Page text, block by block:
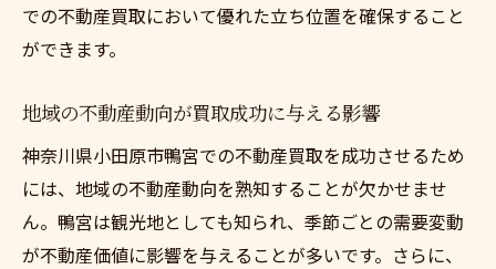
での不動産買取において優れた立ち位置を確保すること
ができます。
地域の不動産動向が買取成功に与える影響
神奈川県小田原市鴨宮での不動産買取を成功させるため
には、地域の不動産動向を熟知することが欠かせませ
ん。鴨宮は観光地としても知られ、季節ごとの需要変動
が不動産価値に影響を与えることが多いです。さらに、